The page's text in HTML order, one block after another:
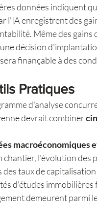
données indiquent
l'IA enregistrent des
Même des
décision
finançable à des
Pratiques
d'analyse
devrait combiner
macroéconomiques
chantier, l'évolution
taux de
d'études
demeurent parmi